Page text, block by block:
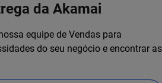
da Akamai
equipe de Vendas para
do seu negócio e encontrar as